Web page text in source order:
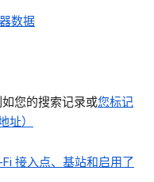
数据
如您的搜索记录或您标记
址）
接入点、基站和启用了